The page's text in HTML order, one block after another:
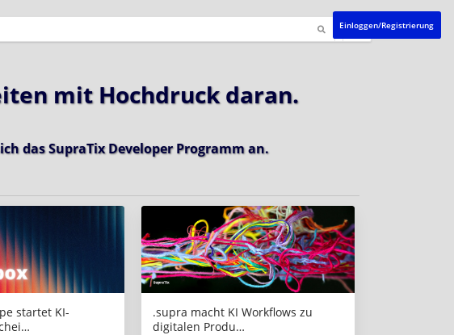
Einloggen/Registrierung
mit Hochdruck daran.
dasSupraTix Developer Programman.
startet KI-
.supra macht KI Workflows zu
digitalen Produ…